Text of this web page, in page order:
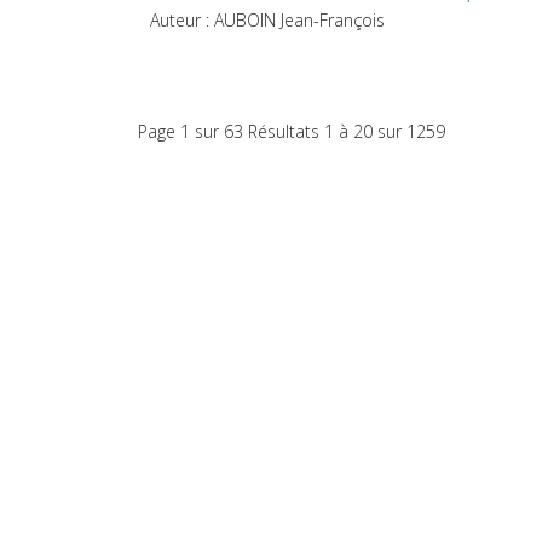
Auteur : AUBOIN Jean-François
Page 1 sur 63 Résultats 1 à 20 sur 1259